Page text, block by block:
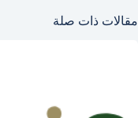
مقالات ذات صلة